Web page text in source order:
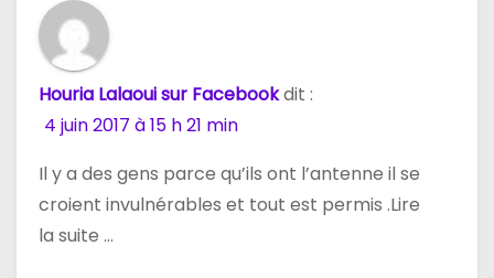
Houria Lalaoui sur Facebookdit :
4 juin 2017 à 15 h 21 min
Il y a des gens parce qu’ils ont l’antenne il se
croient invulnérables et tout est permis .Lire
la suite …